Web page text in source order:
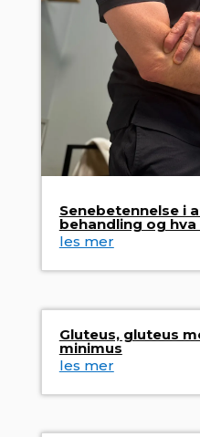
Senebetennelse i
behandling og
les mer
Gluteus, gluteus
minimus
les mer